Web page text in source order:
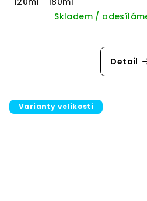
Skladem /
Detail
Varianty velikostí